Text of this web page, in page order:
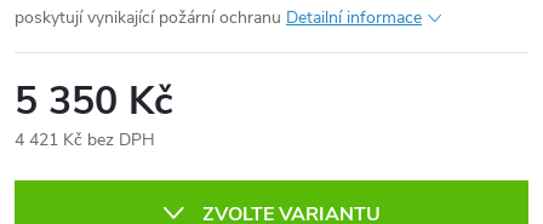
poskytují vynikající požární ochranu Detailní informace
5 350 Kč
4 421 Kč bez DPH
ZVOLTE VARIANTU